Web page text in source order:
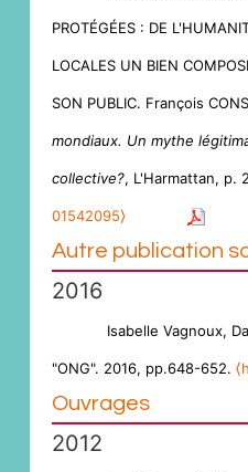
PROTÉGÉES : DE
LOCALES UN BIEN
SON PUBLIC. François
mondiaux. Un mythe
collective?, L'Harmattan, p.
01542095⟩
Autre publication
2016
Isabelle Vagnoux,
"ONG". 2016, pp.648-652.
Ouvrages
2012